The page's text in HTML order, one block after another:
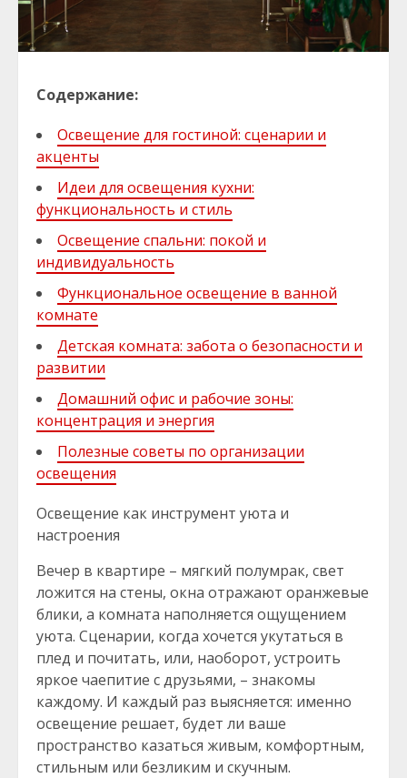
Содержание:
Освещение для гостиной: сценарии и
акценты
Идеи для освещения кухни:
функциональность и стиль
Освещение спальни: покой и
индивидуальность
Функциональное освещение в ванной
комнате
Детская комната: забота о безопасности и
развитии
Домашний офис и рабочие зоны:
концентрация и энергия
Полезные советы по организации
освещения
Освещение как инструмент уюта и
настроения
Вечер в квартире – мягкий полумрак, свет
ложится на стены, окна отражают оранжевые
блики, а комната наполняется ощущением
уюта. Сценарии, когда хочется укутаться в
плед и почитать, или, наоборот, устроить
яркое чаепитие с друзьями, – знакомы
каждому. И каждый раз выясняется: именно
освещение решает, будет ли ваше
пространство казаться живым, комфортным,
стильным или безликим и скучным.